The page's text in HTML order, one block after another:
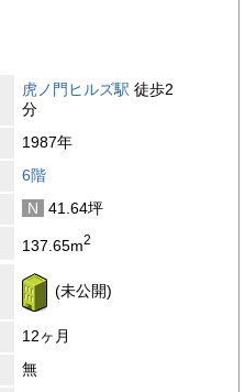
虎ノ門ヒルズ駅 徒歩2
分
1987年
6階
N
41.64坪
137.65m2
(未公開)
12ヶ月
無